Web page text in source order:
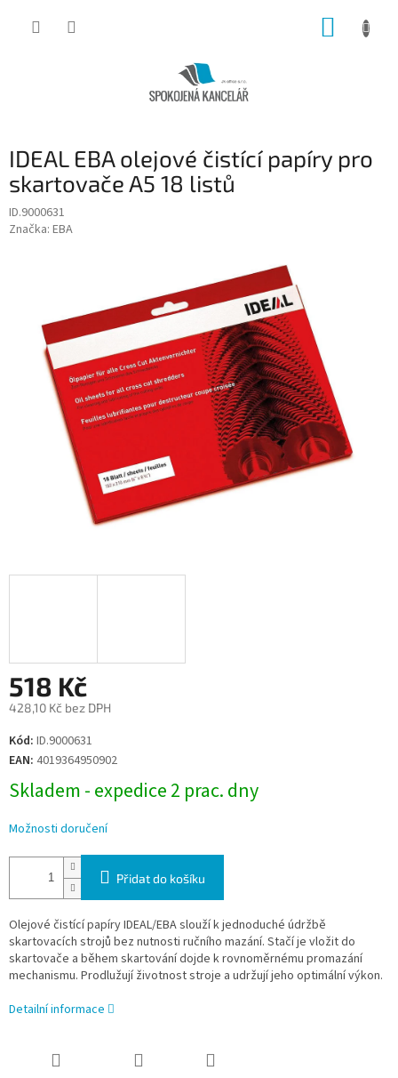
IDEAL EBA olejové čistící papíry pro
skartovače A5 18 listů
ID.9000631
Značka: EBA
518 Kč
428,10 Kč bez DPH
Měrná
cena:
Kód: ID.9000631
EAN: 4019364950902
Skladem - expedice 2 prac. dny
Možnosti doručení
Přidat do košíku
Olejové čistící papíry IDEAL/EBA slouží k jednoduché údržbě
skartovacích strojů bez nutnosti ručního mazání. Stačí je vložit do
skartovače a během skartování dojde k rovnoměrnému promazání
mechanismu. Prodlužují životnost stroje a udržují jeho optimální výkon.
Detailní informace